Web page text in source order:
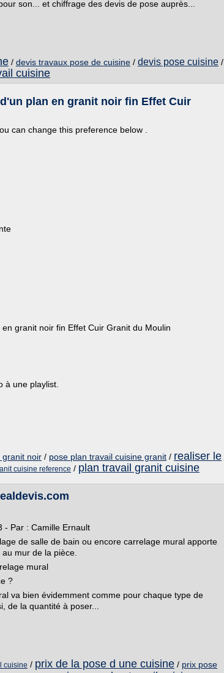
son... et chiffrage des devis de pose auprès...
/ devis travaux pose de cuisine / devis pose cuisine /
cuisine
plan en granit noir fin Effet Cuir
can change this preference below .
granit noir fin Effet Cuir Granit du Moulin
à une playlist.
granit noir / pose plan travail cuisine granit / realiser le
cuisine reference / plan travail granit cuisine
- Par : Camille Ernault
de salle de bain ou encore carrelage mural apporte
mur de la pièce.
mural
?
va bien évidemment comme pour chaque type de
de la quantité à poser...
cuisine / prix de la pose d une cuisine / prix pose